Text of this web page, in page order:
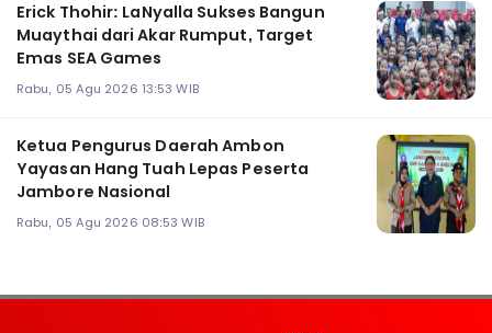
Erick Thohir: LaNyalla Sukses Bangun
Muaythai dari Akar Rumput, Target
Emas SEA Games
Rabu, 05 Agu 2026 13:53 WIB
Ketua Pengurus Daerah Ambon
Yayasan Hang Tuah Lepas Peserta
Jambore Nasional
Rabu, 05 Agu 2026 08:53 WIB